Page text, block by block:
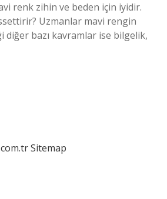
renk zihin ve beden için iyidir.
Uzmanlar mavi rengin
diğer bazı kavramlar ise bilgelik,
Sitemap